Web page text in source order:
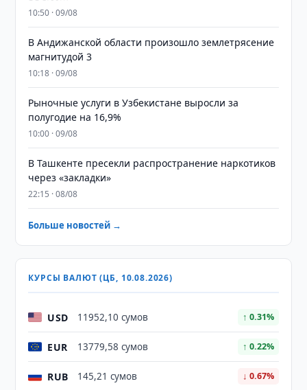
10:50 · 09/08
В Андижанской области произошло землетрясение
магнитудой 3
10:18 · 09/08
Рыночные услуги в Узбекистане выросли за
полугодие на 16,9%
10:00 · 09/08
В Ташкенте пресекли распространение наркотиков
через «закладки»
22:15 · 08/08
Больше новостей →
КУРСЫ ВАЛЮТ (ЦБ, 10.08.2026)
USD 11952,10 сумов ↑ 0.31%
EUR 13779,58 сумов ↑ 0.22%
RUB 145,21 сумов ↓ 0.67%